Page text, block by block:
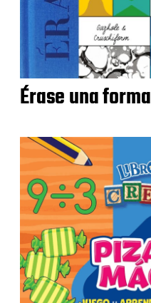
Érase una forma